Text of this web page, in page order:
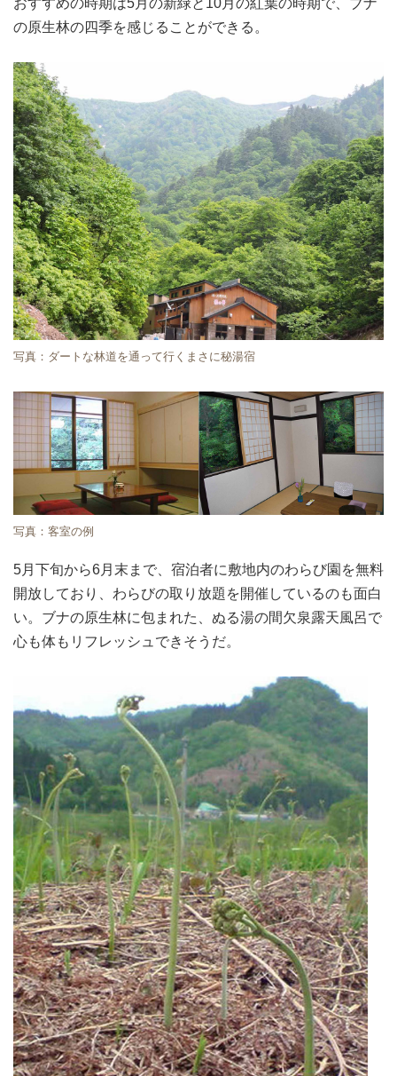
の原生林の四季を感じることができる。
写真：ダートな林道を通って行くまさに秘湯宿
写真：客室の例
5月下旬から6月末まで、宿泊者に敷地内のわらび園を無料
開放しており、わらびの取り放題を開催しているのも面白
い。ブナの原生林に包まれた、ぬる湯の間欠泉露天風呂で
心も体もリフレッシュできそうだ。